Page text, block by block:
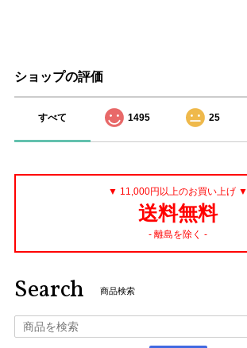
ショップの評価
すべて 1495 25
▼ 11,000円以上のお買い上げ ▼
送料無料
- 離島を除く -
Search 商品検索